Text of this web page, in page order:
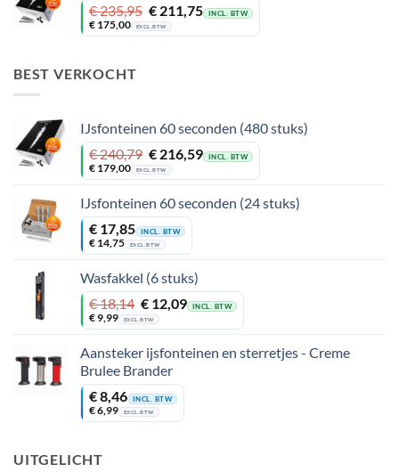
€235,95
Oorspronkelijke
prijs
was:
€211,75
Huidige
prijs
is:
INCL. BTW
€ 175,00 EXCL. BTW
BEST VERKOCHT
IJsfonteinen 60 seconden (480 stuks)
€240,79
Oorspronkelijke
prijs
was:
€ 240,79.
€216,59
Huidige
prijs
is:
€ 216,59.
INCL. BTW
€ 179,00 EXCL. BTW
IJsfonteinen 60 seconden (24 stuks)
€ 17,85 INCL. BTW
€ 14,75 EXCL. BTW
Wasfakkel (6 stuks)
€18,14
Oorspronkelijke
prijs
was:
€ 18,14.
€12,09
Huidige
prijs
is:
€ 12,09.
INCL. BTW
€9,99 EXCL. BTW
Aansteker ijsfonteinen en sterretjes - Creme
Brulee Brander
€8,46 INCL. BTW
€6,99 EXCL. BTW
UITGELICHT